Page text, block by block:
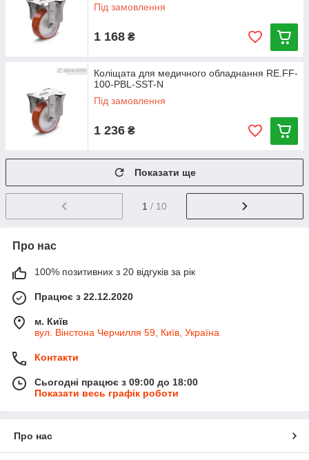
Під замовлення
1 168 ₴
Коліщата для медичного обладнання RE.FF-
100-PBL-SST-N
Під замовлення
1 236 ₴
Показати ще
1 / 10
Про нас
100% позитивних з 20 відгуків за рік
Працює з 22.12.2020
м. Київ
вул. Вінстона Черчилля 59, Київ, Україна
Контакти
Сьогодні працює з 09:00 до 18:00
Показати весь графік роботи
Про нас